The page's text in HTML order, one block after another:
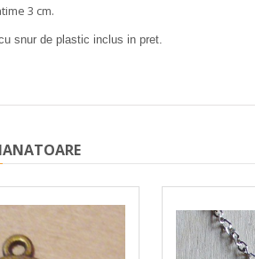
3 cm.
snur de plastic inclus in pret.